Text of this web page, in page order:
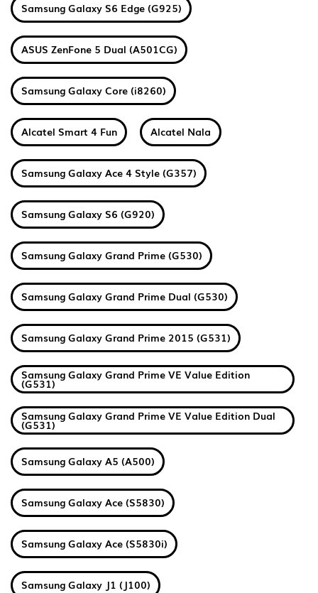
Samsung Galaxy S6 Edge (G925)
ASUS ZenFone 5 Dual (A501CG)
Samsung Galaxy Core (i8260)
Alcatel Smart 4 Fun Alcatel Nala
Samsung Galaxy Ace 4 Style (G357)
Samsung Galaxy S6 (G920)
Samsung Galaxy Grand Prime (G530)
Samsung Galaxy Grand Prime Dual (G530)
Samsung Galaxy Grand Prime 2015 (G531)
Samsung Galaxy Grand Prime VE Value Edition
(G531)
Samsung Galaxy Grand Prime VE Value Edition Dual
(G531)
Samsung Galaxy A5 (A500)
Samsung Galaxy Ace (S5830)
Samsung Galaxy Ace (S5830i)
Samsung Galaxy J1 (J100)